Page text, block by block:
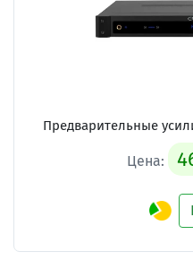
Предварительные
Цена: